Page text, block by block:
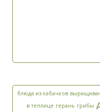
блюда из кабачков
в теплице герань грибы